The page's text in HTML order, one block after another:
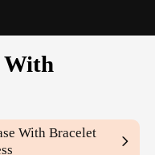
With
With Bracelet